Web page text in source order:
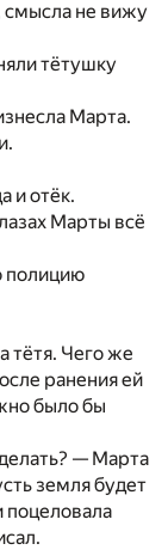
смысла не вижу
тётушку
Марта.
и отёк.
Марты всё
полицию
тётя. Чего же
ранения ей
было бы
— Марта
земля будет
поцеловала